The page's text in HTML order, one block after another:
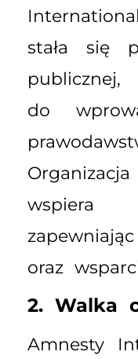
stała się
do
oraz
2. Walka
Amnesty